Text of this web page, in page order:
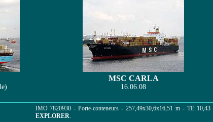
MSC CARLA
16.06.08
IMO 7820930 - Porte-conteneurs - 257,49x30,6x16,51 m - TE
EXPLORER.